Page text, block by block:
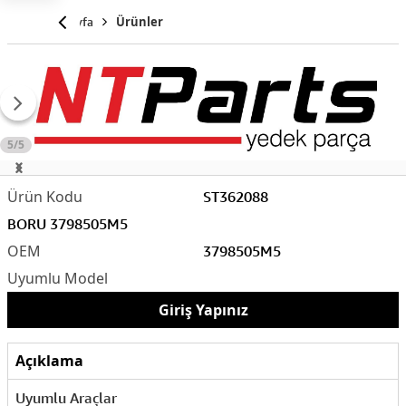
Anasayfa Ürünler
5/5
ST362088
3798505M5
BORU 3798505M5
Giriş Yapınız
Açıklama
Uyumlu Araçlar